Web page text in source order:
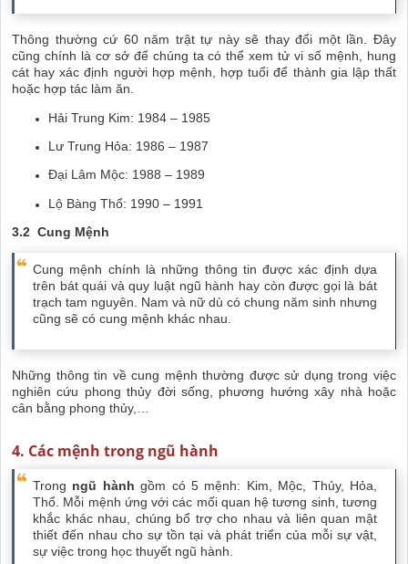
Thông thường cứ 60 năm trật tự này sẽ thay đổi một lần. Đây
cũng chính là cơ sở để chúng ta có thể xem tử vi số mệnh, hung
cát hay xác định người hợp mệnh, hợp tuổi để thành gia lập thất
hoặc hợp tác làm ăn.
Hải Trung Kim: 1984 – 1985
Lư Trung Hỏa: 1986 – 1987
Đại Lâm Mộc: 1988 – 1989
Lộ Bàng Thổ: 1990 – 1991
3.2 Cung Mệnh
Cung mệnh chính là những thông tin được xác định dựa
trên bát quái và quy luật ngũ hành hay còn được gọi là bát
trạch tam nguyên. Nam và nữ dù có chung năm sinh nhưng
cũng sẽ có cung mệnh khác nhau.
Những thông tin về cung mệnh thường được sử dụng trong việc
nghiên cứu phong thủy đời sống, phương hướng xây nhà hoặc
cân bằng phong thủy,…
4. Các mệnh trong ngũ hành
Trong ngũ hành gồm có 5 mệnh: Kim, Mộc, Thủy, Hỏa,
Thổ. Mỗi mệnh ứng với các mối quan hệ tương sinh, tương
khắc khác nhau, chúng bổ trợ cho nhau và liên quan mật
thiết đến nhau cho sự tồn tại và phát triển của mỗi sự vật,
sự việc trong học thuyết ngũ hành.